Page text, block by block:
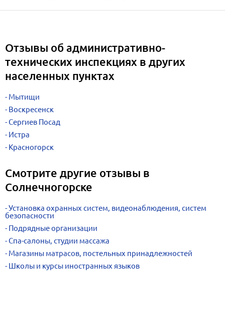
Отзывы об административно-
технических инспекциях в других
населенных пунктах
Мытищи
Воскресенск
Сергиев Посад
Истра
Красногорск
Смотрите другие отзывы в
Солнечногорске
Установка охранных систем, видеонаблюдения, систем
безопасности
Подрядные организации
Спа-салоны, студии массажа
Магазины матрасов, постельных принадлежностей
Школы и курсы иностранных языков